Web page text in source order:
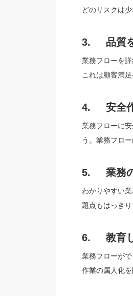
どのリスクは
3. 品質を
業務フローを
これは顧客満
4. 安全作
業務フローに
う。業務フロ
5. 業務の
わかりやすい
題点もはっき
6. 教育し
業務フローが
作業の属人化を